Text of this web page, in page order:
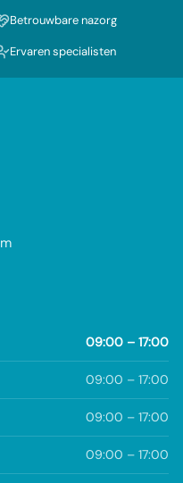
Betrouwbare nazorg
Ervaren specialisten
09:00 – 17:00
09:00 – 17:00
09:00 – 17:00
09:00 – 17:00